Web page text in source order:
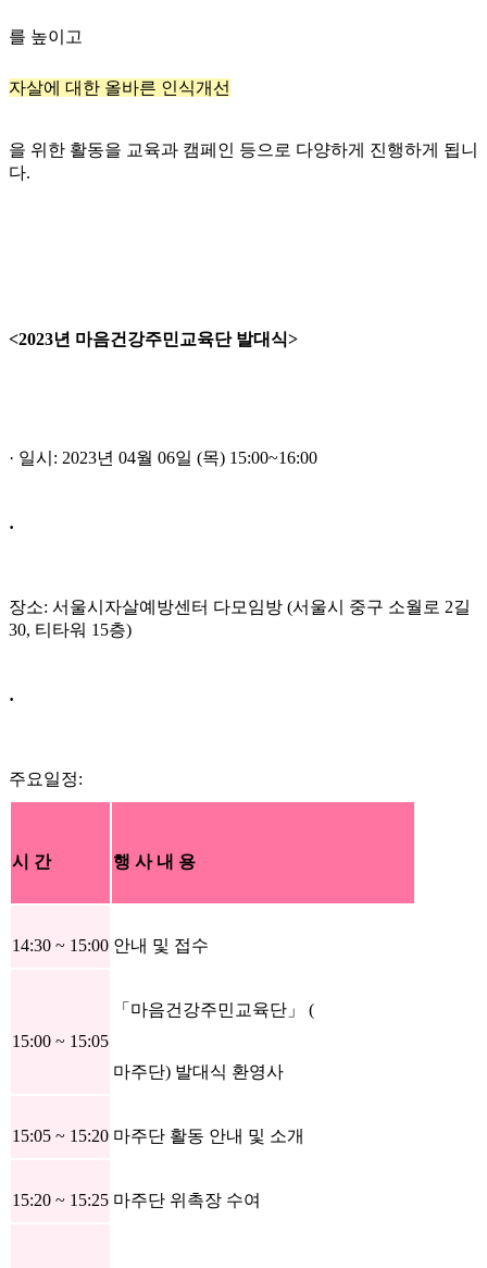
를 높이고
자살에 대한 올바른 인식개선
을 위한 활동을 교육과 캠페인 등으로 다양하게 진행하게 됩니
다.
<2023년 마음건강주민교육단 발대식>
· 일시: 2023년 04월 06일 (목) 15:00~16:00
·
장소: 서울시자살예방센터 다모임방 (서울시 중구 소월로 2길
30, 티타워 15층)
·
주요일정:
시 간 행 사 내 용
14:30 ~ 15:00 안내 및 접수
15:00 ~ 15:05
「마음건강주민교육단」 (
마주단) 발대식 환영사
15:05 ~ 15:20 마주단 활동 안내 및 소개
15:20 ~ 15:25 마주단 위촉장 수여